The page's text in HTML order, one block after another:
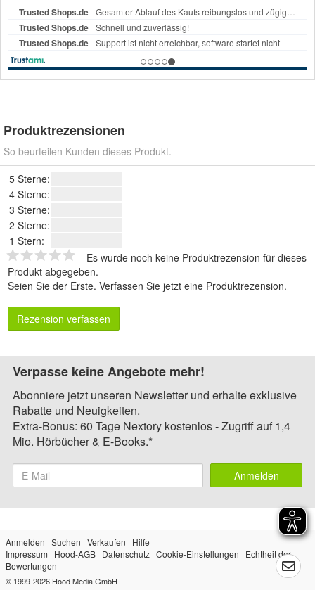
Produktrezensionen
So beurteilen Kunden dieses Produkt.
5 Sterne:
4 Sterne:
3 Sterne:
2 Sterne:
1 Stern:
Es wurde noch keine Produktrezension für dieses
Produkt abgegeben.
Seien Sie der Erste. Verfassen Sie jetzt eine Produktrezension.
Rezension verfassen
Verpasse keine Angebote mehr!
Abonniere jetzt unseren Newsletter und erhalte exklusive
Rabatte und Neuigkeiten.
Extra-Bonus: 60 Tage Nextory kostenlos - Zugriff auf 1,4
Mio. Hörbücher & E-Books.*
Anmelden
Anmelden Suchen Verkaufen
Hilfe
Impressum
Hood-AGB Datenschutz Cookie-Einstellungen
Echtheit der
Bewertungen
© 1999-2026 Hood Media GmbH